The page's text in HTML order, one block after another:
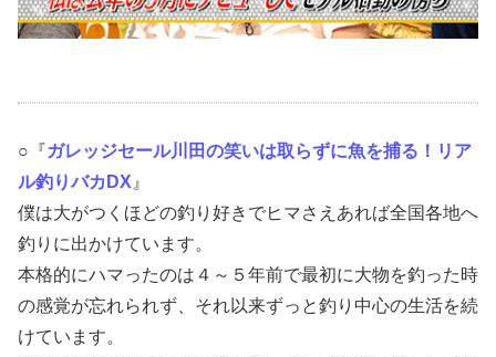
○『ガレッジセール川田の笑いは取らずに魚を捕る！リア
ル釣りバカDX 』
僕は大がつくほどの釣り好きでヒマさえあれば全国各地へ
釣りに出かけています。
本格的にハマったのは４～５年前で最初に大物を釣った時
の感覚が忘れられず、それ以来ずっと釣り中心の生活を続
けています。